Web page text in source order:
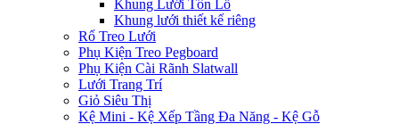
Khung Lưới Tôn Lỗ
Khung lưới thiết kế riêng
Rổ Treo Lưới
Phụ Kiện Treo Pegboard
Phụ Kiện Cài Rãnh Slatwall
Lưới Trang Trí
Giỏ Siêu Thị
Kệ Mini - Kệ Xếp Tầng Đa Năng - Kệ Gỗ